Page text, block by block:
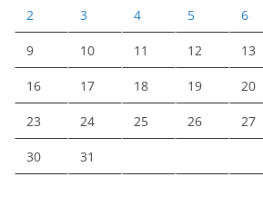
2 3 4 5 6
9 10 11 12 13
16 17 18 19 20
23 24 25 26 27
30 31